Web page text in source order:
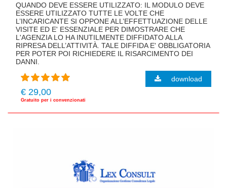
QUANDO DEVE ESSERE UTILIZZATO: IL MODULO DEVE
ESSERE UTILIZZATO TUTTE LE VOLTE CHE
L’INCARICANTE SI OPPONE ALL’EFFETTUAZIONE DELLE
VISITE ED E' ESSENZIALE PER DIMOSTRARE CHE
L'AGENZIA LO HA INUTILMENTE DIFFIDATO ALLA
RIPRESA DELL’ATTIVITÀ. TALE DIFFIDA E' OBBLIGATORIA
PER POTER POI RICHIEDERE IL RISARCIMENTO DEI
DANNI.
€ 29,00
Gratuito per i convenzionati
download